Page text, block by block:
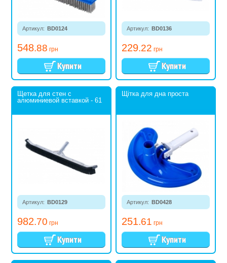
Артикул: BD0124
548.88 грн
Артикул: BD0136
229.22 грн
Щетка для стен с
алюминиевой вставкой - 61
Артикул: BD0129
982.70 грн
Щітка для дна проста
Артикул: BD0428
251.61 грн